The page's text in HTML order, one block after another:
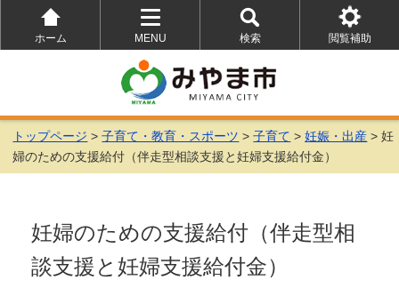
ホーム
MENU
を
開
く
検索
を
開
く
閲覧補助
を
トップページ >子育て・教育・スポーツ >子育て >妊娠・出産 > 妊
婦のための支援給付（伴走型相談支援と妊婦支援給付金）
妊婦のための支援給付（伴走型相
談支援と妊婦支援給付金）